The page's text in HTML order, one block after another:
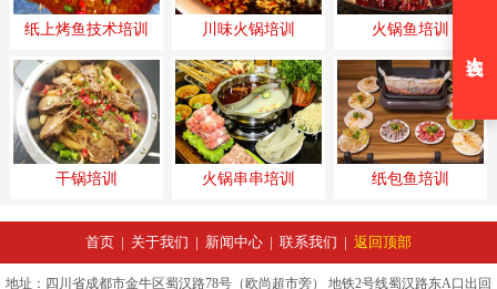
纸上烤鱼技术培训 川味火锅培训 火锅鱼培训
干锅培训 火锅串串培训 纸包鱼培训
首页 | 关于我们 | 新闻中心 | 联系我们 | 返回顶部
地址：四川省成都市金牛区蜀汉路78号（欧尚超市旁） 地铁2号线蜀汉路东A口出回